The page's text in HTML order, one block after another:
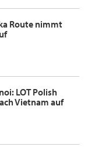
Route nimmt
LOT Polish
Vietnam auf